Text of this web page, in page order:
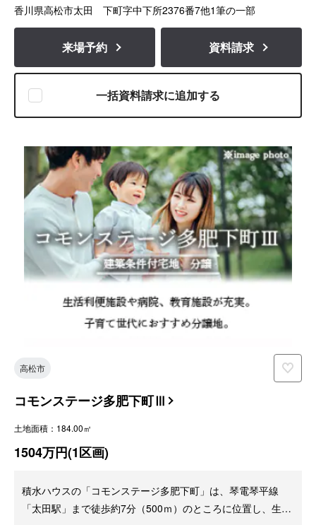
香川県高松市太田 下町字中下所2376番7他1筆の一部
来場予約 資料請求
一括資料請求に追加する
高松市
コモンステージ多肥下町Ⅲ
土地面積：184.00㎡
1504万円(1区画)
積水ハウスの「コモンステージ多肥下町」は、琴電琴平線
「太田駅」まで徒歩約7分（500ｍ）のところに位置し、生活